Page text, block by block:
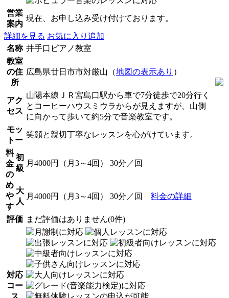
営業
案内
現在、お申し込み受け付けております。
詳細を見る お気に入り追加
名称 井手口ピアノ教室
教室
の住
所
広島県廿日市市対厳山（地図の表示あり ）
アク
セス
山陽本線ＪＲ宮島口駅から車で7分徒歩で20分行く
とコーヒーハウスミウラからが見えますが、山側
に向かって歩いて約5分で音楽教室です。
モッ
トー
笑顔と親切丁寧なレッスンを心がけています。
料
金
の
め
や
す
初
級
月4000円（月3～4回） 30分／回
大
人
月4000円（月3～4回） 30分／回 料金の詳細
評価 まだ評価はありません(0件)
対応
コー
ス